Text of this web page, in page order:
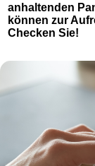
anhaltenden
können zur
Checken Sie!